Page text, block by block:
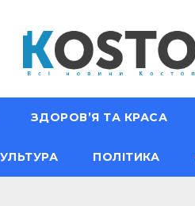
ЗДОРОВ’Я ТА КРАСА
ПОЛІТИКА